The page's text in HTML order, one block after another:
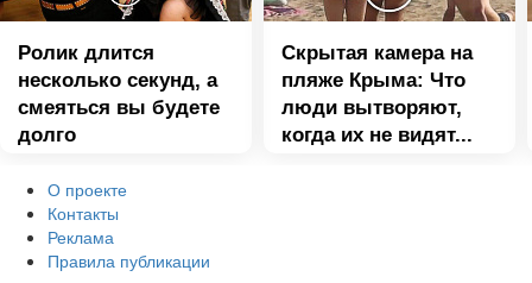
Ролик длится
несколько секунд, а
смеяться вы будете
долго
Скрытая камера на
пляже Крыма: Что
люди вытворяют,
когда их не видят...
О проекте
Контакты
Реклама
Правила публикации